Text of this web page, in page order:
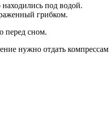
под водой.
грибком.
перед сном.
нужно отдать